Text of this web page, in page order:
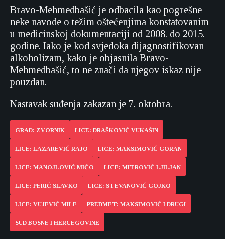
Bravo-Mehmedbašić je odbacila kao pogrešne
neke navode o težim oštećenjima konstatovanim
u medicinskoj dokumentaciji od 2008. do 2015.
godine. Iako je kod svjedoka dijagnostifikovan
alkoholizam, kako je objasnila Bravo-
Mehmedbašić, to ne znači da njegov iskaz nije
pouzdan.
Nastavak suđenja zakazan je 7. oktobra.
GRAD: ZVORNIK LICE: DRAŠKOVIĆ VUKAŠIN
LICE: LAZAREVIĆ RAJO LICE: MAKSIMOVIĆ GORAN
LICE: MANOJLOVIĆ MIĆO LICE: MITROVIĆ LJILJAN
LICE: PERIĆ SLAVKO LICE: STEVANOVIĆ GOJKO
LICE: VUJEVIĆ MILE PREDMET: MAKSIMOVIĆ I DRUGI
SUD BOSNE I HERCEGOVINE